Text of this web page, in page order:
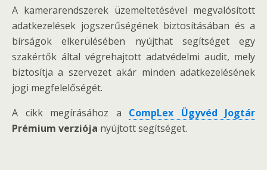
A kamerarendszerek üzemeltetésével megvalósított
adatkezelések jogszerűségének biztosításában és a
bírságok elkerülésében nyújthat segítséget egy
szakértők által végrehajtott adatvédelmi audit, mely
biztosítja a szervezet akár minden adatkezelésének
jogi megfelelőségét.
A cikk megírásához a CompLex Ügyvéd Jogtár
Prémium verziója nyújtott segítséget.